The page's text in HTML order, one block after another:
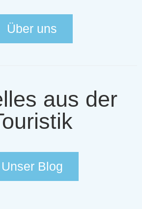
Über uns
aus der
Unser Blog